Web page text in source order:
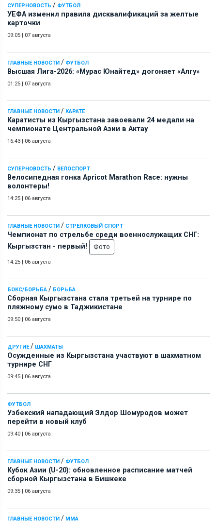
СУПЕРНОВОСТЬ / ФУТБОЛ
УЕФА изменил правила дисквалификаций за желтые
карточки
09:05 | 07 августа
ГЛАВНЫЕ НОВОСТИ / ФУТБОЛ
Высшая Лига-2026: «Мурас Юнайтед» догоняет «Алгу»
01:25 | 07 августа
ГЛАВНЫЕ НОВОСТИ / КАРАТЕ
Каратисты из Кыргызстана завоевали 24 медали на
чемпионате Центральной Азии в Актау
16:43 | 06 августа
СУПЕРНОВОСТЬ / ВЕЛОСПОРТ
Велосипедная гонка Apricot Marathon Race: нужны
волонтеры!
14:25 | 06 августа
ГЛАВНЫЕ НОВОСТИ / СТРЕЛКОВЫЙ СПОРТ
Чемпионат по стрельбе среди военнослужащих СНГ:
Кыргызстан - первый!
Фото
14:25 | 06 августа
БОКС/БОРЬБА / БОРЬБА
Сборная Кыргызстана стала третьей на турнире по
пляжному сумо в Таджикистане
09:50 | 06 августа
ДРУГИЕ/ ШАХМАТЫ
Осужденные из Кыргызстана участвуют в шахматном
турнире СНГ
09:45 | 06 августа
ФУТБОЛ
Узбекский нападающий Элдор Шомуродов может
перейти в новый клуб
09:40 | 06 августа
ГЛАВНЫЕ НОВОСТИ / ФУТБОЛ
Кубок Азии (U-20): обновленное расписание матчей
сборной Кыргызстана в Бишкеке
09:35 | 06 августа
ГЛАВНЫЕ НОВОСТИ / ММА